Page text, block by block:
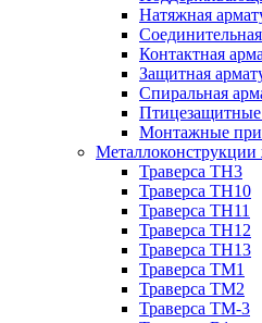
Натяжная
Контактная
Защитная
Спиральная
Птицезащитные
Монтажные
Траверса ТН3
Траверса ТН10
Траверса ТН11
Траверса ТН12
Траверса ТН13
Траверса ТМ1
Траверса ТМ2
Траверса ТМ-3